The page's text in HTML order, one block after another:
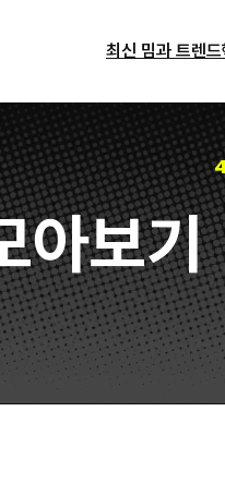
최신 밈과 트렌드
아보기